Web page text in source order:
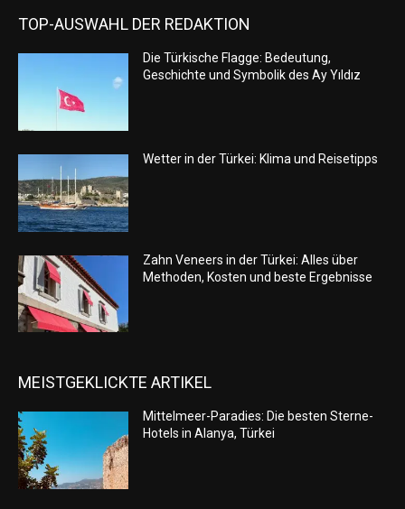
TOP-AUSWAHL DER REDAKTION
Die Türkische Flagge: Bedeutung,
Geschichte und Symbolik des Ay Yıldız
Wetter in der Türkei: Klima und Reisetipps
Zahn Veneers in der Türkei: Alles über
Methoden, Kosten und beste Ergebnisse
MEISTGEKLICKTE ARTIKEL
Mittelmeer-Paradies: Die besten Sterne-
Hotels in Alanya, Türkei